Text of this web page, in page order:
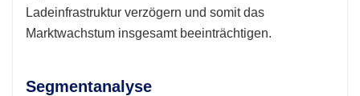
Ladeinfrastruktur verzögern und somit das
Marktwachstum insgesamt beeinträchtigen.
Segmentanalyse